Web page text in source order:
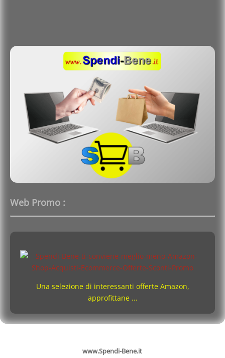
Web Promo :
Una selezione di interessanti offerte Amazon,
approfittane ...
www.Spendi-Bene.it